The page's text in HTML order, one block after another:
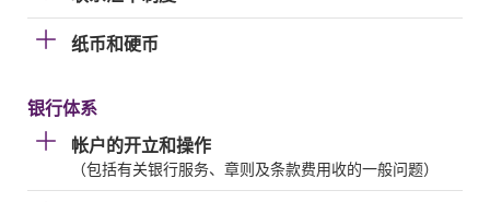
纸币和硬币
银行体系
帐户的开立和操作
（包括有关银行服务、章则及条款费用收的一般问题）